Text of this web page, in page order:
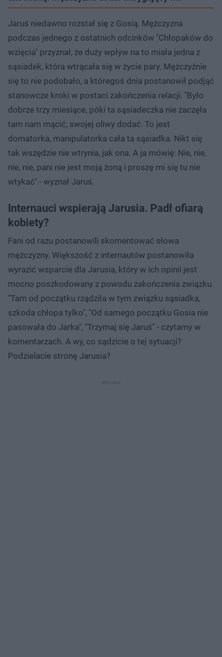
Jaruś niedawno rozstał się z Gosią. Mężczyzna
podczas jednego z ostatnich odcinków "Chłopaków do
wzięcia" przyznał, że duży wpływ na to miała jedna z
sąsiadek, która wtrącała się w życie pary. Mężczyźnie
się to nie podobało, a któregoś dnia postanowił podjąć
stanowcze kroki w postaci zakończenia relacji. "Było
dobrze trzy miesiące, póki ta sąsiadeczka nie zaczęła
tam nam mącić, swojej oliwy dodać. To jest
domatorka, manipulatorka cała ta sąsiadka. Nikt się
tak wszędzie nie wtrynia, jak ona. A ja mówię: Nie, nie,
nie, nie, pani nie jest moją żoną i proszę mi się tu nie
wtykać" - wyznał Jaruś.
Internauci wspierają Jarusia. Padł ofiarą
kobiety?
Fani od razu postanowili skomentować słowa
mężczyzny. Większość z internautów postanowiła
wyrazić wsparcie dla Jarusia, który w ich opinii jest
mocno poszkodowany z powodu zakończenia związku.
"Tam od początku rządziła w tym związku sąsiadka,
szkoda chłopa tylko", "Od samego początku Gosia nie
pasowała do Jarka", "Trzymaj się Jaruś" - czytamy w
komentarzach. A wy, co sądzicie o tej sytuacji?
Podzielacie stronę Jarusia?